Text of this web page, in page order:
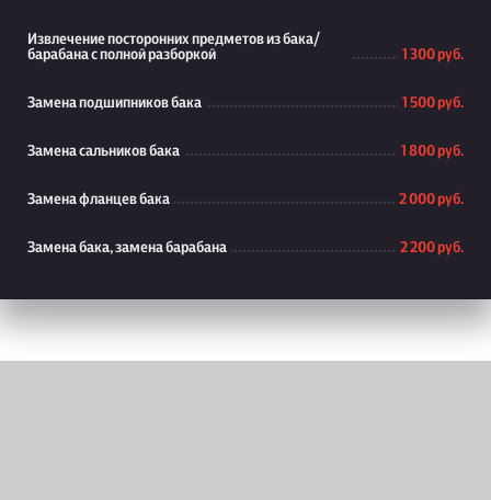
Извлечение посторонних предметов из бака/
барабана с полной разборкой
1 300 руб.
Замена подшипников бака 1 500 руб.
Замена сальников бака 1 800 руб.
Замена фланцев бака 2 000 руб.
Замена бака, замена барабана 2 200 руб.